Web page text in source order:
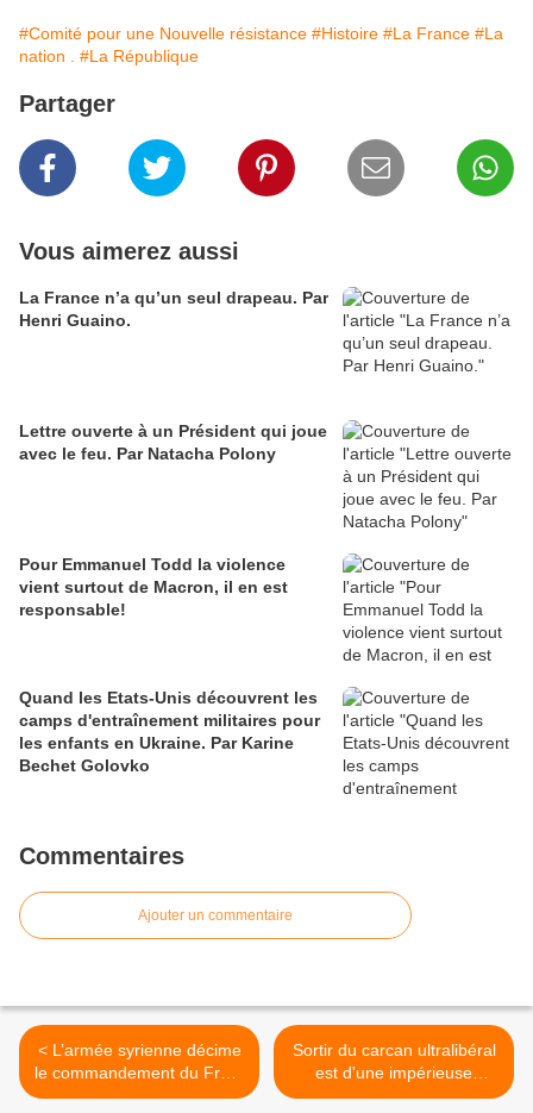
#Comité pour une Nouvelle résistance #Histoire #La France #La
nation .
#La République
Partager
Vous aimerez aussi
La France n’a qu’un seul drapeau. Par
Henri Guaino.
Lettre ouverte à un Président qui joue
avec le feu. Par Natacha Polony
Pour Emmanuel Todd la violence
vient surtout de Macron, il en est
responsable!
Quand les Etats-Unis découvrent les
camps d'entraînement militaires pour
les enfants en Ukraine. Par Karine
Bechet Golovko
Commentaires
Ajouter un commentaire
< L’armée syrienne décime
le commandement du Front
«al-Nosra»
Sortir du carcan ultralibéral
est d'une impérieuse
nécessité. Le M'PEP fait